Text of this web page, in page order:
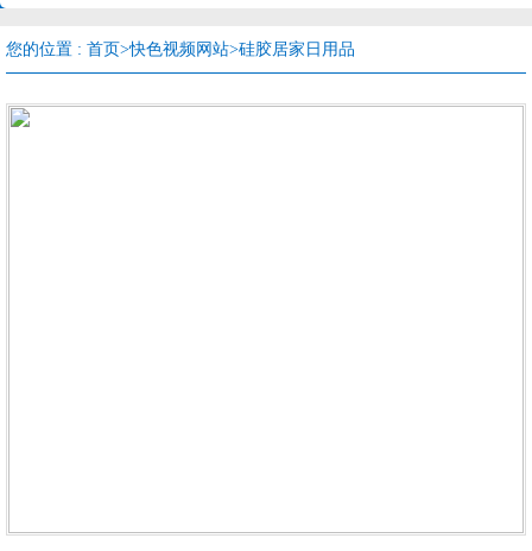
您的位置 : 首页>快色视频网站>硅胶居家日用品